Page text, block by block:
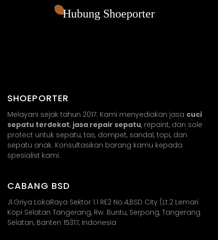
Hubung Shoeporter
SHOEPORTER
Melayani sejak tahun 2017. Kami menyediakan jasa cuci
sepatu terdekat, jasa repair sepatu, repaint, dan sole
protect untuk sepatu, tas, dompet, sandal, topi, dan
sepatu anak. Konsultasikan barang kamu kepada
spesialist kami.
CABANG BSD
Jl.Griya LokaRaya Sektor 1.1 RE2 No.4,BSD City (Lt.2 Lemari
Kopi Selatan Tangerang, Rw. Buntu, Serpong, Tangerang
Selatan, Banten 15317, Indonesia